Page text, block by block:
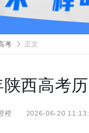
考 正文
西高考
橙 2026-06-20